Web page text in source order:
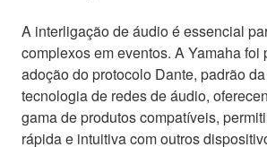
A interligação de áudio é essencial
complexos em eventos. A Yamaha foi
adoção do protocolo Dante, padrão
tecnologia de redes de áudio,
gama de produtos compatíveis,
rápida e intuitiva com outros